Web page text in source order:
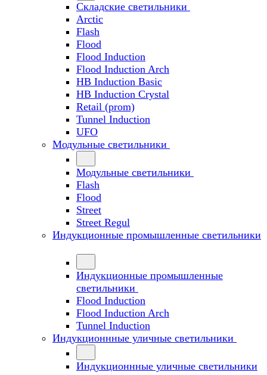
Складские светильники
Arctic
Flash
Flood
Flood Induction
Flood Induction Arch
HB Induction Basic
HB Induction Crystal
Retail (prom)
Tunnel Induction
UFO
Модульные светильники
Модульные светильники
Flash
Flood
Street
Street Regul
Индукционные промышленные светильники
Индукционные промышленные
светильники
Flood Induction
Flood Induction Arch
Tunnel Induction
Индукционнные уличные светильники
Индукционнные уличные светильники